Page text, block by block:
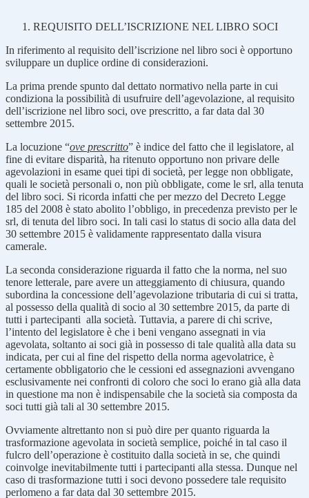
REQUISITO DELL’ISCRIZIONE NEL LIBRO SOCI
In riferimento al requisito dell’iscrizione nel libro soci è opportuno
sviluppare un duplice ordine di considerazioni.
La prima prende spunto dal dettato normativo nella parte in cui
condiziona la possibilità di usufruire dell’agevolazione, al requisito
dell’iscrizione nel libro soci, ove prescritto, a far data dal 30
settembre 2015.
La locuzione “ove prescritto” è indice del fatto che il legislatore, al
fine di evitare disparità, ha ritenuto opportuno non privare delle
agevolazioni in esame quei tipi di società, per legge non obbligate,
quali le società personali o, non più obbligate, come le srl, alla tenuta
del libro soci. Si ricorda infatti che per mezzo del Decreto Legge
185 del 2008 è stato abolito l’obbligo, in precedenza previsto per le
srl, di tenuta del libro soci. In tali casi lo status di socio alla data del
30 settembre 2015 è validamente rappresentato dalla visura
camerale.
La seconda considerazione riguarda il fatto che la norma, nel suo
tenore letterale, pare avere un atteggiamento di chiusura, quando
subordina la concessione dell’agevolazione tributaria di cui si tratta,
al possesso della qualità di socio al 30 settembre 2015, da parte di
tutti i partecipanti alla società. Tuttavia, a parere di chi scrive,
l’intento del legislatore è che i beni vengano assegnati in via
agevolata, soltanto ai soci già in possesso di tale qualità alla data su
indicata, per cui al fine del rispetto della norma agevolatrice, è
certamente obbligatorio che le cessioni ed assegnazioni avvengano
esclusivamente nei confronti di coloro che soci lo erano già alla data
in questione ma non è indispensabile che la società sia composta da
soci tutti già tali al 30 settembre 2015.
Ovviamente altrettanto non si può dire per quanto riguarda la
trasformazione agevolata in società semplice, poiché in tal caso il
fulcro dell’operazione è costituito dalla società in se, che quindi
coinvolge inevitabilmente tutti i partecipanti alla stessa. Dunque nel
caso di trasformazione tutti i soci devono possedere tale requisito
perlomeno a far data dal 30 settembre 2015.